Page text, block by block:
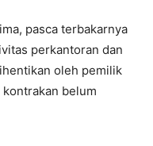
pasca terbakarnya
perkantoran dan
oleh pemilik
belum